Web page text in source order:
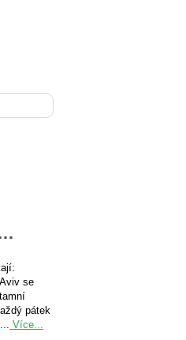
se
pátek
Více...